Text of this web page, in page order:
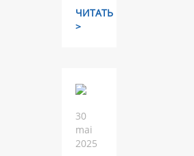
ЧИТАТЬ
>
30
mai
2025